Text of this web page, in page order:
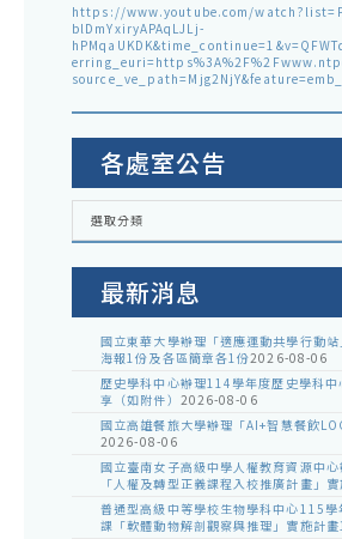
https://www.youtube.com/
blDmYxiryAPAqLJLj-
各處室公告
各
室
告
選取分類
最新消息
國立東華大學辦理「適應運動共學行動
海報1份及各區簡章各1份2026-08-06
歷史學科中心辦理114學年度歷史學科
享（如附件） 2026-08-06
國立高雄餐旅大學辦理「AI+智慧餐飲
2026-08-06
國立臺南女子高級中學人權教育資源中
「人權及轉型正義課程入校推廣計畫」
普通型高級中等學校生物學科中心115學
課「軟體動物解剖觀察與推理」實施計